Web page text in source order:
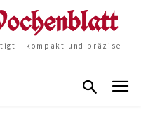
– kompakt und präzise